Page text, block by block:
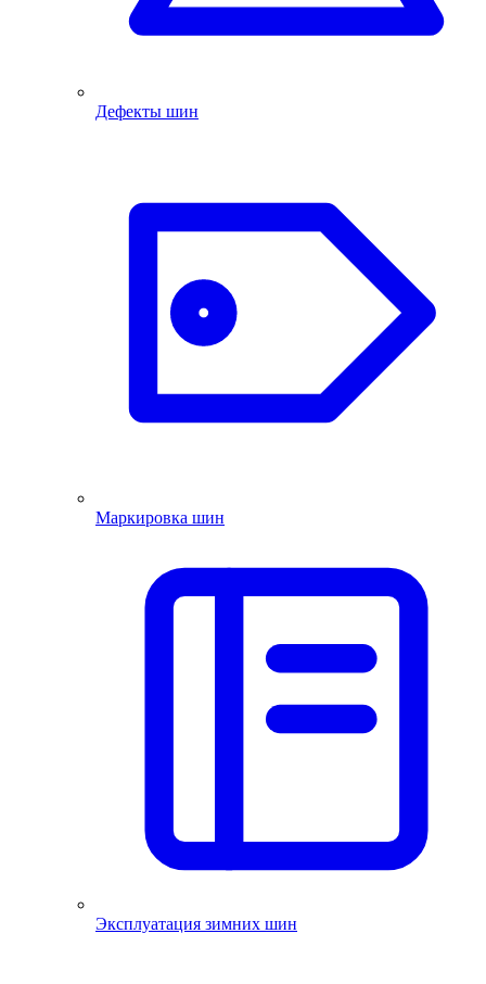
Дефекты шин
Маркировка шин
Эксплуатация зимних шин